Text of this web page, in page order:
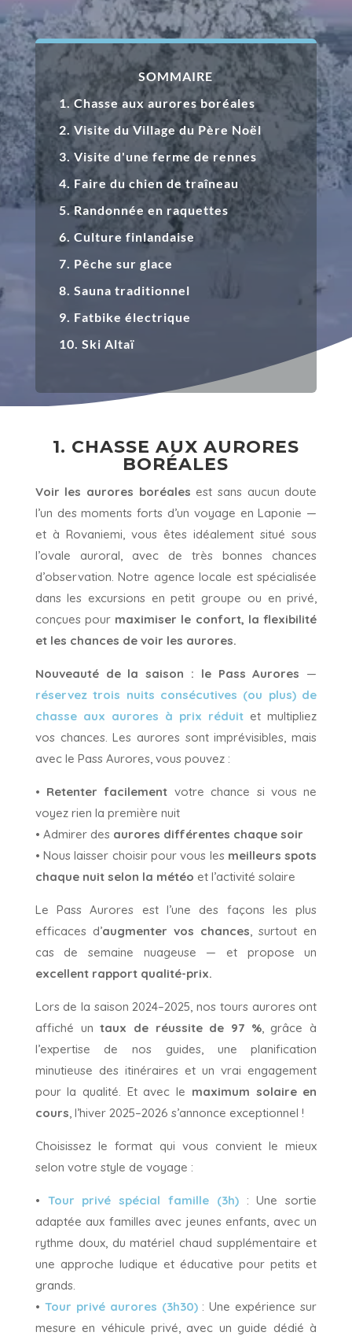
SOMMAIRE
1. Chasse aux aurores boréales
2. Visite du Village du Père Noël
3. Visite d'une ferme de rennes
4. Faire du chien de traîneau
5. Randonnée en raquettes
6. Culture finlandaise
7. Pêche sur glace
8. Sauna traditionnel
9. Fatbike électrique
10. Ski Altaï
1. CHASSE AUX AURORES
BORÉALES
Voir les aurores boréales est sans aucun doute
l’un des moments forts d’un voyage en Laponie —
et à Rovaniemi, vous êtes idéalement situé sous
l’ovale auroral, avec de très bonnes chances
d’observation. Notre agence locale est spécialisée
dans les excursions en petit groupe ou en privé,
conçues pour maximiser le confort, la flexibilité
et les chances de voir les aurores.
Nouveauté de la saison : le Pass Aurores —
réservez trois nuits consécutives (ou plus) de
chasse aux aurores à prix réduit et multipliez
vos chances. Les aurores sont imprévisibles, mais
avec le Pass Aurores, vous pouvez :
• Retenter facilement votre chance si vous ne
voyez rien la première nuit
• Admirer des aurores différentes chaque soir
• Nous laisser choisir pour vous les meilleurs spots
chaque nuit selon la météo et l’activité solaire
Le Pass Aurores est l’une des façons les plus
efficaces d’augmenter vos chances, surtout en
cas de semaine nuageuse — et propose un
excellent rapport qualité-prix.
Lors de la saison 2024–2025, nos tours aurores ont
affiché untaux de réussite de 97 %, grâce à
l’expertise de nos guides, une planification
minutieuse des itinéraires et un vrai engagement
pour la qualité. Et avec le maximum solaire en
cours, l’hiver 2025–2026 s’annonce exceptionnel !
Choisissez le format qui vous convient le mieux
selon votre style de voyage :
• Tour privé spécial famille (3h) : Une sortie
adaptée aux familles avec jeunes enfants, avec un
rythme doux, du matériel chaud supplémentaire et
une approche ludique et éducative pour petits et
grands.
• Tour privé aurores (3h30): Une expérience sur
mesure en véhicule privé, avec un guide dédié à